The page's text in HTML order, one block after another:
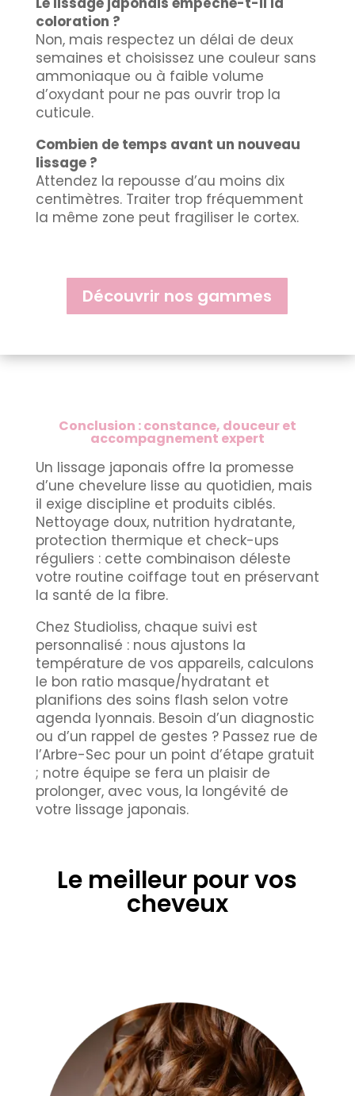
coloration ?
Non, mais respectez un délai de deux
semaines et choisissez une couleur sans
ammoniaque ou à faible volume
d’oxydant pour ne pas ouvrir trop la
cuticule.
Combien de temps avant un nouveau
lissage ?
Attendez la repousse d’au moins dix
centimètres. Traiter trop fréquemment
la même zone peut fragiliser le cortex.
Découvrir nos gammes
Conclusion : constance, douceur et
accompagnement expert
Un lissage japonais offre la promesse
d’une chevelure lisse au quotidien, mais
il exige discipline et produits ciblés.
Nettoyage doux, nutrition hydratante,
protection thermique et check-ups
réguliers : cette combinaison déleste
votre routine coiffage tout en préservant
la santé de la fibre.
Chez Studioliss, chaque suivi est
personnalisé : nous ajustons la
température de vos appareils, calculons
le bon ratio masque/hydratant et
planifions des soins flash selon votre
agenda lyonnais. Besoin d’un diagnostic
ou d’un rappel de gestes ? Passez rue de
l’Arbre-Sec pour un point d’étape gratuit
; notre équipe se fera un plaisir de
prolonger, avec vous, la longévité de
votre lissage japonais.
Le meilleur pour vos
cheveux